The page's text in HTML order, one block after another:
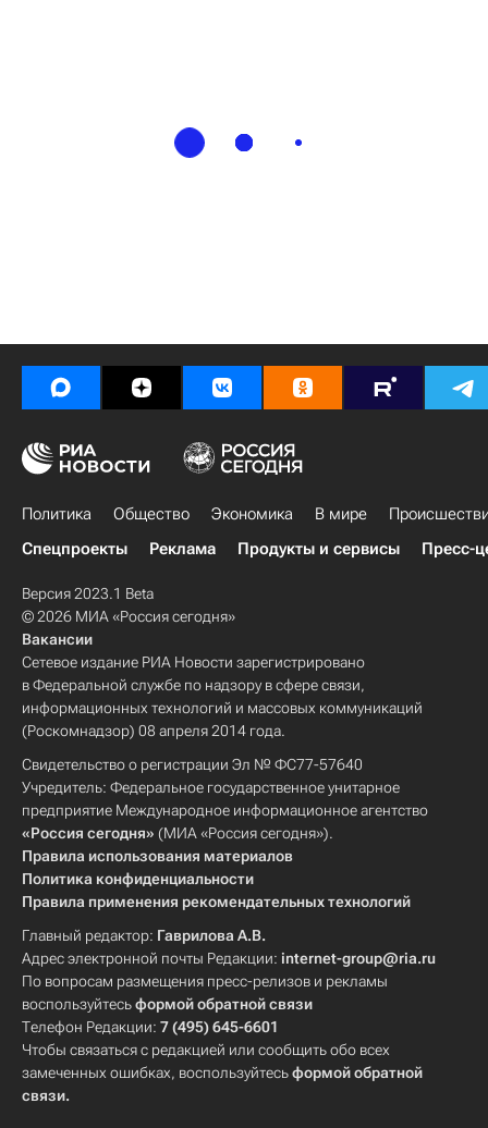
Политика Общество Экономика В мире
Спецпроекты
Реклама Продукты и сервисы Пресс-
Версия 2023.1 Beta
© 2026 МИА «Россия сегодня»
Вакансии
Сетевое издание РИА Новости зарегистрировано
в Федеральной службе по надзору в сфере связи,
информационных технологий и массовых коммуникаций
(Роскомнадзор) 08 апреля 2014 года.
Свидетельство о регистрации Эл № ФС77-57640
Учредитель: Федеральное государственное унитарное
предприятие Международное информационное агентство
«Россия сегодня» (МИА «Россия сегодня»).
Правила использования материалов
Политика конфиденциальности
Правила применения рекомендательных технологий
Главный редактор: Гаврилова А.В.
Адрес электронной почты Редакции: internet-group@ria.ru
По вопросам размещения пресс-релизов и рекламы
воспользуйтесьформой обратной связи
Телефон Редакции: 7 (495) 645-6601
Чтобы связаться с редакцией или сообщить обо всех
замеченных ошибках, воспользуйтесьформой обратной
связи.